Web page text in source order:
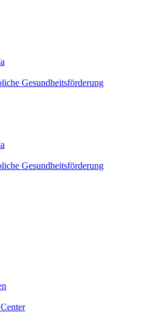
Gesundheitsförderung
Gesundheitsförderung